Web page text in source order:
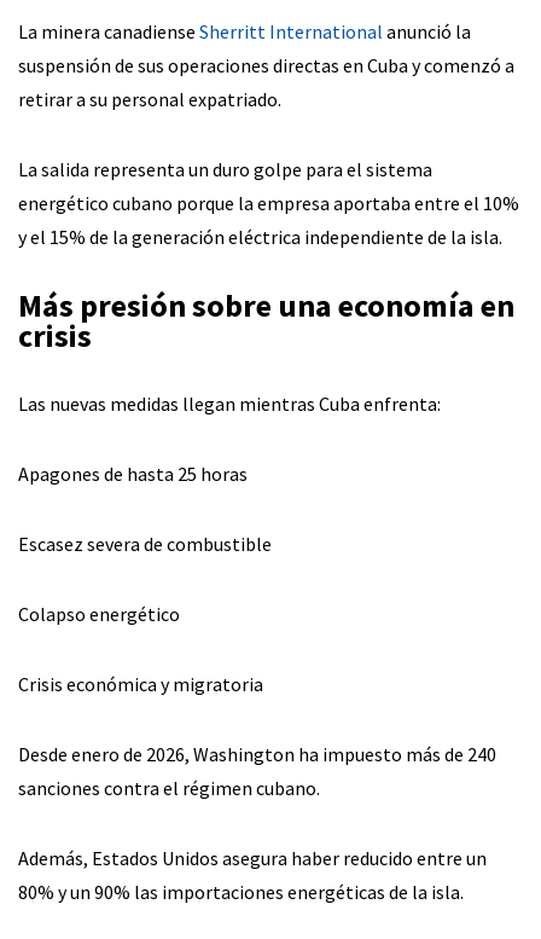
La minera canadiense Sherritt International anunció la
suspensión de sus operaciones directas en Cuba y comenzó a
retirar a su personal expatriado.
La salida representa un duro golpe para el sistema
energético cubano porque la empresa aportaba entre el 10%
y el 15% de la generación eléctrica independiente de la isla.
Más presión sobre una economía en
crisis
Las nuevas medidas llegan mientras Cuba enfrenta:
Apagones de hasta 25 horas
Escasez severa de combustible
Colapso energético
Crisis económica y migratoria
Desde enero de 2026, Washington ha impuesto más de 240
sanciones contra el régimen cubano.
Además, Estados Unidos asegura haber reducido entre un
80% y un 90% las importaciones energéticas de la isla.